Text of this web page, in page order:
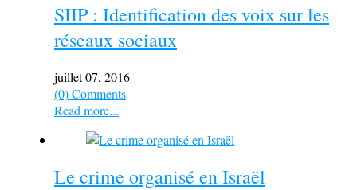
SIIP : Identification des voix sur les
réseaux sociaux
juillet 07, 2016
(0) Comments
Read more...
Le crime organisé en Israël